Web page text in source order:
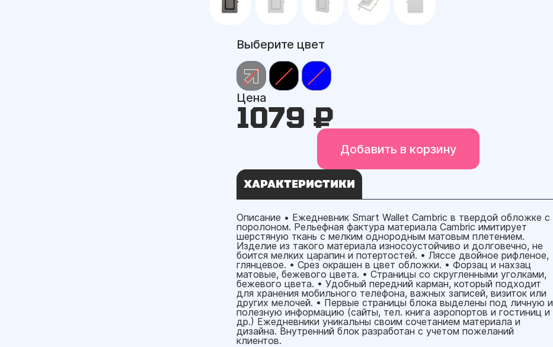
Выберите цвет
Цена
1079 ₽
Добавить в корзину
ХАРАКТЕРИСТИКИ
Описание • Ежедневник Smart Wallet Cambric в твердой обложке с
поролоном. Рельефная фактура материала Cambric имитирует
шерстяную ткань с мелким однородным матовым плетением.
Изделие из такого материала износоустойчиво и долговечно, не
боится мелких царапин и потертостей. • Ляссе двойное рифленое,
глянцевое. • Срез окрашен в цвет обложки. • Форзац и нахзац
матовые, бежевого цвета. • Страницы со скругленными уголками,
бежевого цвета. • Удобный передний карман, который подходит
для хранения мобильного телефона, важных записей, визиток или
других мелочей. • Первые страницы блока выделены под личную и
полезную информацию (сайты, тел. книга аэропортов и гостиниц и
др.) Ежедневники уникальны своим сочетанием материала и
дизайна. Внутренний блок разработан с учетом пожеланий
клиентов.